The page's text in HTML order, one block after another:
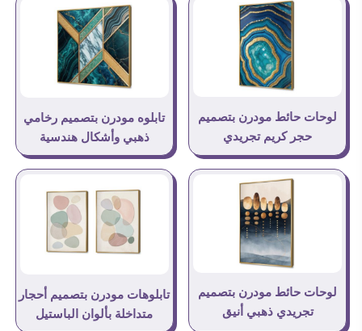
لوحات حائط مودرن بتصميم
حجر كريم تجريدي
تابلوه مودرن بتصميم رخامي
ذهبي وأشكال هندسية
لوحات حائط مودرن بتصميم
تجريدي ذهبي أنيق
تابلوهات مودرن بتصميم أحجار
متداخلة بألوان الباستيل